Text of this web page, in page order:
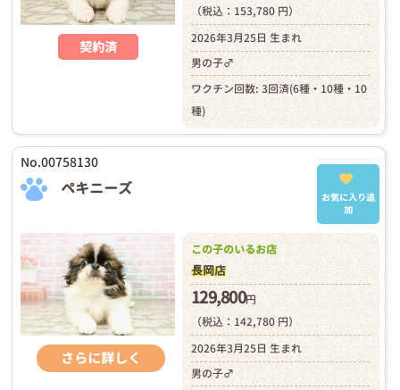
契約済
（税込：153,780 円）
2026年3月25日 生まれ
男の子♂
ワクチン回数: 3回済(6種・10種・10
種)
No.00758130
ペキニーズ
お気に入り追
加
さらに詳しく
この子のいるお店
長岡店
129,800円
（税込：142,780 円）
2026年3月25日 生まれ
男の子♂